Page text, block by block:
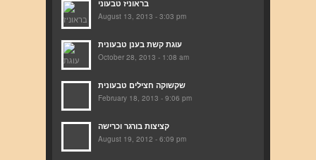
בראוניז טבעוני
August 13, 2013 - 3:03 pm
עוגת קשת בענן טבעונית
October 28, 2013 - 1:08 am
שקשוקה חצילים טבעונית
February 18, 2013 - 9:06 pm
קציצות בורגר וכרישה
August 19, 2012 - 6:09 pm